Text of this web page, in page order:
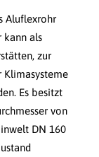
Aluflexrohr
kann als
zur
Es besitzt
von
DN 160